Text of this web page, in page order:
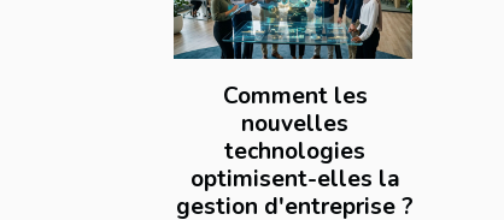
Comment les
nouvelles
technologies
optimisent-elles la
gestion d'entreprise ?